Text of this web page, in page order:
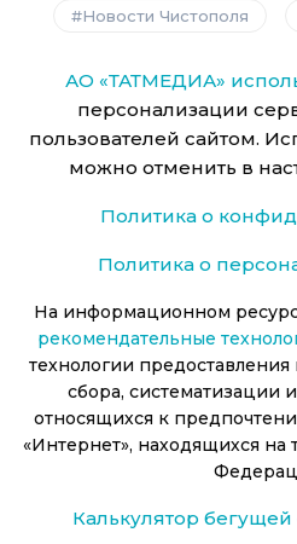
Новости Чистополя
АО «ТАТМЕДИА»
персонализации
пользователей сайтом.
можно отменить в
Политика о
Политика о
На информационном
рекомендательные
технологии
сбора, систематизации
относящихся к
«Интернет», находящихся
Калькулятор